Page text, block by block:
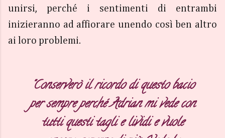
unirsi, perché i sentimenti di entrambi
inizieranno ad affiorare unendo così ben altro
ai loro problemi.
"Conserverò il ricordo di questo bacio
per sempre perché Adrian mi vede con
tutti questi tagli e lividi e vuole